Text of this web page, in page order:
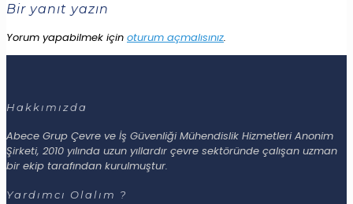
Bir yanıt yazın
Yorum yapabilmek için oturum açmalısınız.
Hakkımızda
Abece Grup Çevre ve İş Güvenliği Mühendislik Hizmetleri Anonim
Şirketi, 2010 yılında uzun yıllardır çevre sektöründe çalışan uzman
bir ekip tarafından kurulmuştur.
Yardımcı Olalım ?